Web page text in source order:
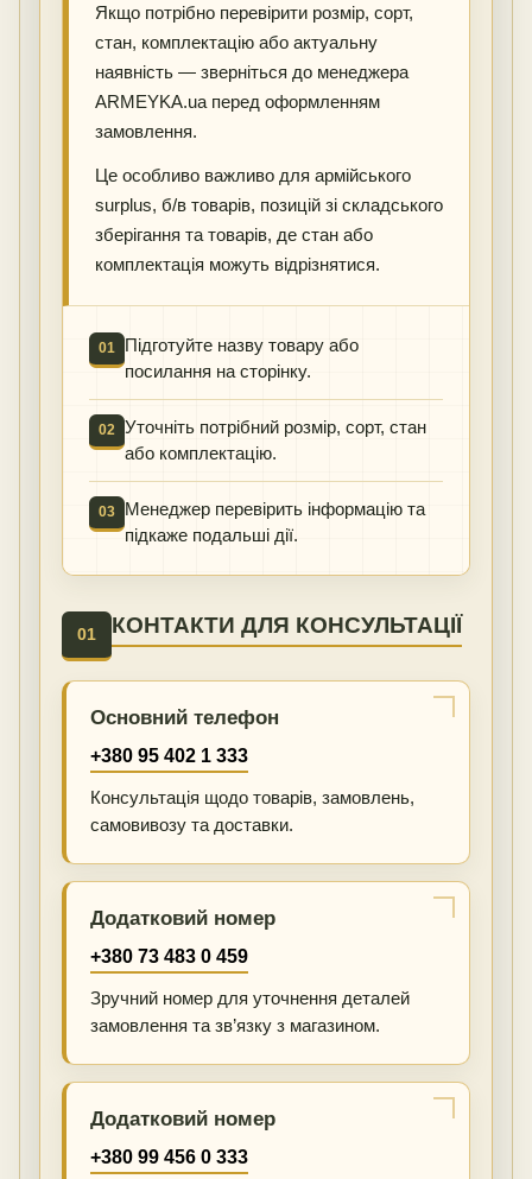
Якщо потрібно перевірити розмір, сорт,
стан, комплектацію або актуальну
наявність — зверніться до менеджера
ARMEYKA.ua перед оформленням
замовлення.
Це особливо важливо для армійського
surplus, б/в товарів, позицій зі складського
зберігання та товарів, де стан або
комплектація можуть відрізнятися.
01
Підготуйте назву товару або
посилання на сторінку.
02
Уточніть потрібний розмір, сорт, стан
або комплектацію.
03
Менеджер перевірить інформацію та
підкаже подальші дії.
01 КОНТАКТИ ДЛЯ КОНСУЛЬТАЦІЇ
Основний телефон
+380 95 402 1 333
Консультація щодо товарів, замовлень,
самовивозу та доставки.
Додатковий номер
+380 73 483 0 459
Зручний номер для уточнення деталей
замовлення та зв’язку з магазином.
Додатковий номер
+380 99 456 0 333